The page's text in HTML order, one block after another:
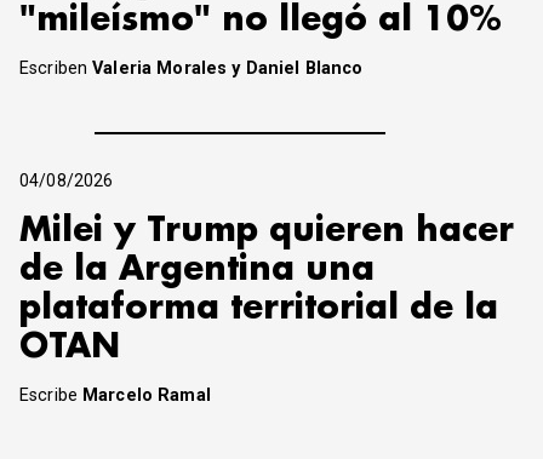
"mileísmo" no llegó al 10%
EscribenValeria Morales y Daniel Blanco
04/08/2026
Milei y Trump quieren hacer
de la Argentina una
plataforma territorial de la
OTAN
Escribe Marcelo Ramal